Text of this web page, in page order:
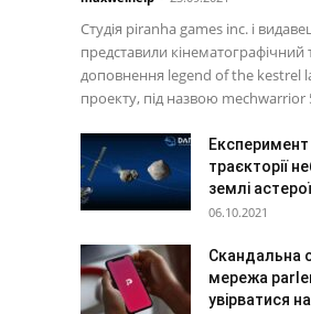
Студія piranha games inc. і
представили кінематографічний
доповнення legend of the kestrel
проекту, під назвою mechwarrior
Експеримент
траєкторії
землі
06.10.2021
Скандальна
мережа
увірватися